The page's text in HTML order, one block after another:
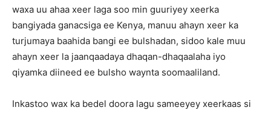
waxa uu ahaa xeer laga soo min guuriyey xeerka
bangiyada ganacsiga ee Kenya, manuu ahayn xeer ka
turjumaya baahida bangi ee bulshadan, sidoo kale muu
ahayn xeer la jaanqaadaya dhaqan-dhaqaalaha iyo
qiyamka diineed ee bulsho waynta soomaaliland.
Inkastoo wax ka bedel doora lagu sameeyey xeerkaas si